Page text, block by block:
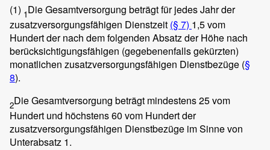
(1) 1Die Gesamtversorgung beträgt für jedes Jahr der
zusatzversorgungsfähigen Dienstzeit (§ 7) 1,5 vom
Hundert der nach dem folgenden Absatz der Höhe nach
berücksichtigungsfähigen (gegebenenfalls gekürzten)
monatlichen zusatzversorgungsfähigen Dienstbezüge (§
8).
2Die Gesamtversorgung beträgt mindestens 25 vom
Hundert und höchstens 60 vom Hundert der
zusatzversorgungsfähigen Dienstbezüge im Sinne von
Unterabsatz 1.